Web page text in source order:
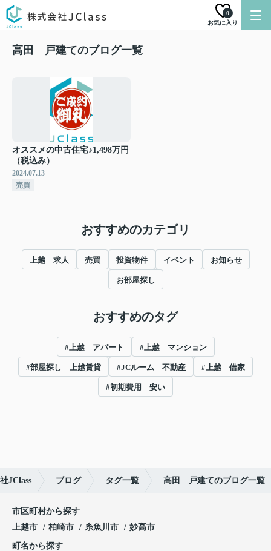
お気に入り
0
高田 戸建てのブログ一覧
オススメの中古住宅♪1,498万円
（税込み）
2024.07.13
売買
おすすめのカテゴリ
上越 求人 売買 投資物件 イベント お知らせ
お部屋探し
おすすめのタグ
#上越 アパート #上越 マンション
#部屋探し 上越賃貸 #JCルーム 不動産 #上越 借家
#初期費用 安い
JClass ブログ タグ一覧 高田 戸建てのブログ一覧
市区町村から探す
上越市
柏崎市 糸魚川市 妙高市
町名から探す